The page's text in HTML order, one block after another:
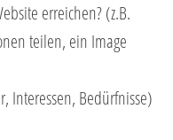
erreichen? (z.B.
teilen, ein Image
Interessen, Bedürfnisse)